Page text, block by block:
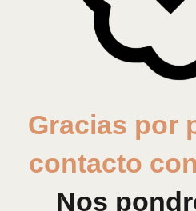
Gracias por
contacto
Nos